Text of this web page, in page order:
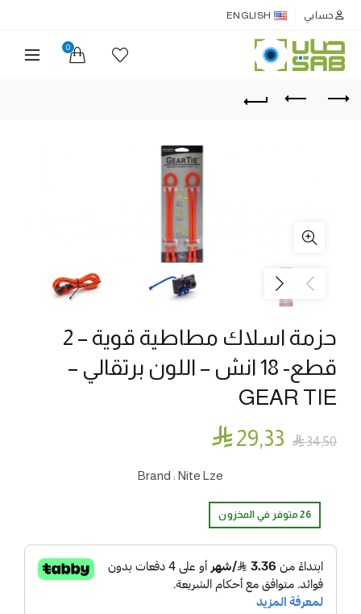
حسابي ENGLISH
0
حزمة اسلاك مطاطية قوية – 2
قطع- 18 انش – اللون برتقالي –
GEAR TIE
 34٫50  29٫33
Brand : Nite Lze
26 متوفر في المخزون